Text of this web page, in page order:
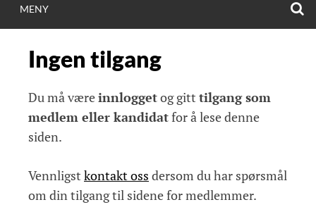
MENY
Ingen tilgang
Du må væreinnloggetog gitt tilgang som
medlem eller kandidatfor å lese denne
siden.
Vennligst kontakt oss dersom du har spørsmål
om din tilgang til sidene for medlemmer.